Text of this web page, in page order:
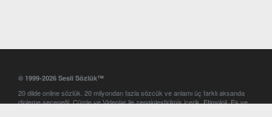
© 1999-2026 Sesli Sözlük™
20 dilde online sözlük. 20 milyondan fazla sözcük ve anlamı üç farklı aksanda
dinleme seçeneği. Cümle ve Videolar ile zenginleştirilmiş içerik. Etimoloji, Eş ve